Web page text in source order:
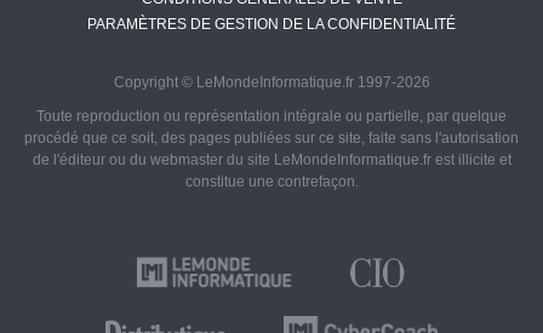
PARAMÈTRES DE GESTION DE LA CONFIDENTIALITÉ
Copyright © LeMondeInformatique.fr 1997-2026
Toute reproduction ou représentation intégrale ou partielle, par quelque
procédé que ce soit, des pages publiées sur ce site, faite sans l'autorisation
de l'éditeur ou du webmaster du site LeMondeInformatique.fr est illicite et
constitue une contrefaçon.